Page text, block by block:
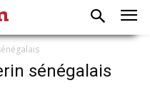
sénégalais